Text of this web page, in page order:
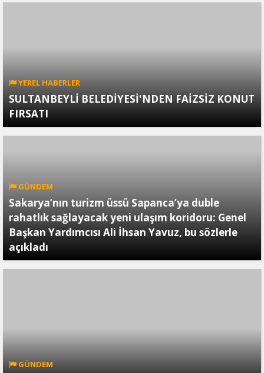
YEREL HABERLER
SULTANBEYLİ BELEDİYESİ'NDEN FAİZSİZ KONUT
FIRSATI
GÜNDEM
Sakarya’nın turizm üssü Sapanca’ya duble
rahatlık sağlayacak yeni ulaşım koridoru: Genel
Başkan Yardımcısı Ali İhsan Yavuz, bu sözlerle
açıkladı
GÜNDEM